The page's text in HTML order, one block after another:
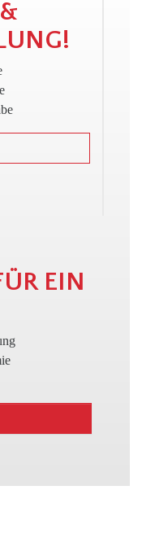
EIN